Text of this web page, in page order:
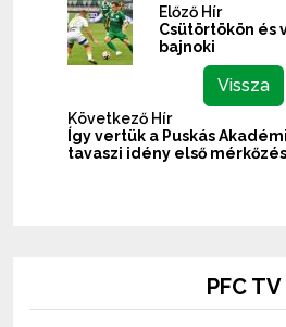
Előző Hír
Csütörtökön és
bajnoki
Vissza
Következő Hír
Így vertük a Puskás
tavaszi idény első
PFC TV